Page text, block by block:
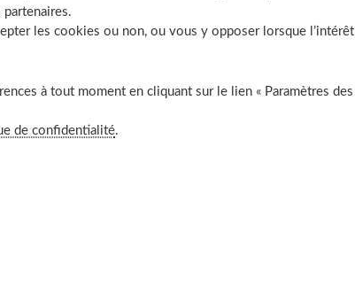
Et ils ne manquent pas sur Internet.
proposent des
les cookies ou non, ou vous y opposer lorsque l’intérêt
à tout moment en cliquant sur le lien « Paramètres des
de confidentialité.